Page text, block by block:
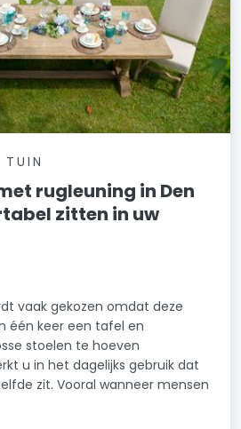
TUIN
rugleuning in Den
zitten in uw
vaak gekozen omdat deze
één keer een tafel en
stoelen te hoeven
u in het dagelijks gebruik dat
zit. Vooral wanneer mensen